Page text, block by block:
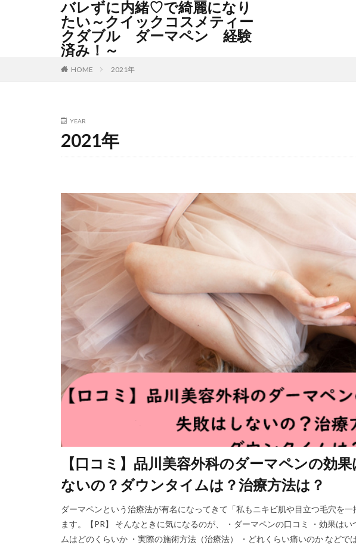
バレずに内緒♡で綺麗になり
たい～クイックコスメティー
クダブル ダーマペン 経験
済み！～
HOME 2021年
YEAR
2021年
【口コミ】品川美容外科のダーマペンの効
ないの？ダウンタイムは？治療方法は？
ダーマペンという治療法が有名になってきて「私もニキビ肌や目立つ毛穴を
ます。【PR】 そんなときに気になるのが、 ・ダーマペンの口コミ ・効果は
ムはどのくらいか ・実際の施術方法（治療法） ・どれくらい痛いのか などで